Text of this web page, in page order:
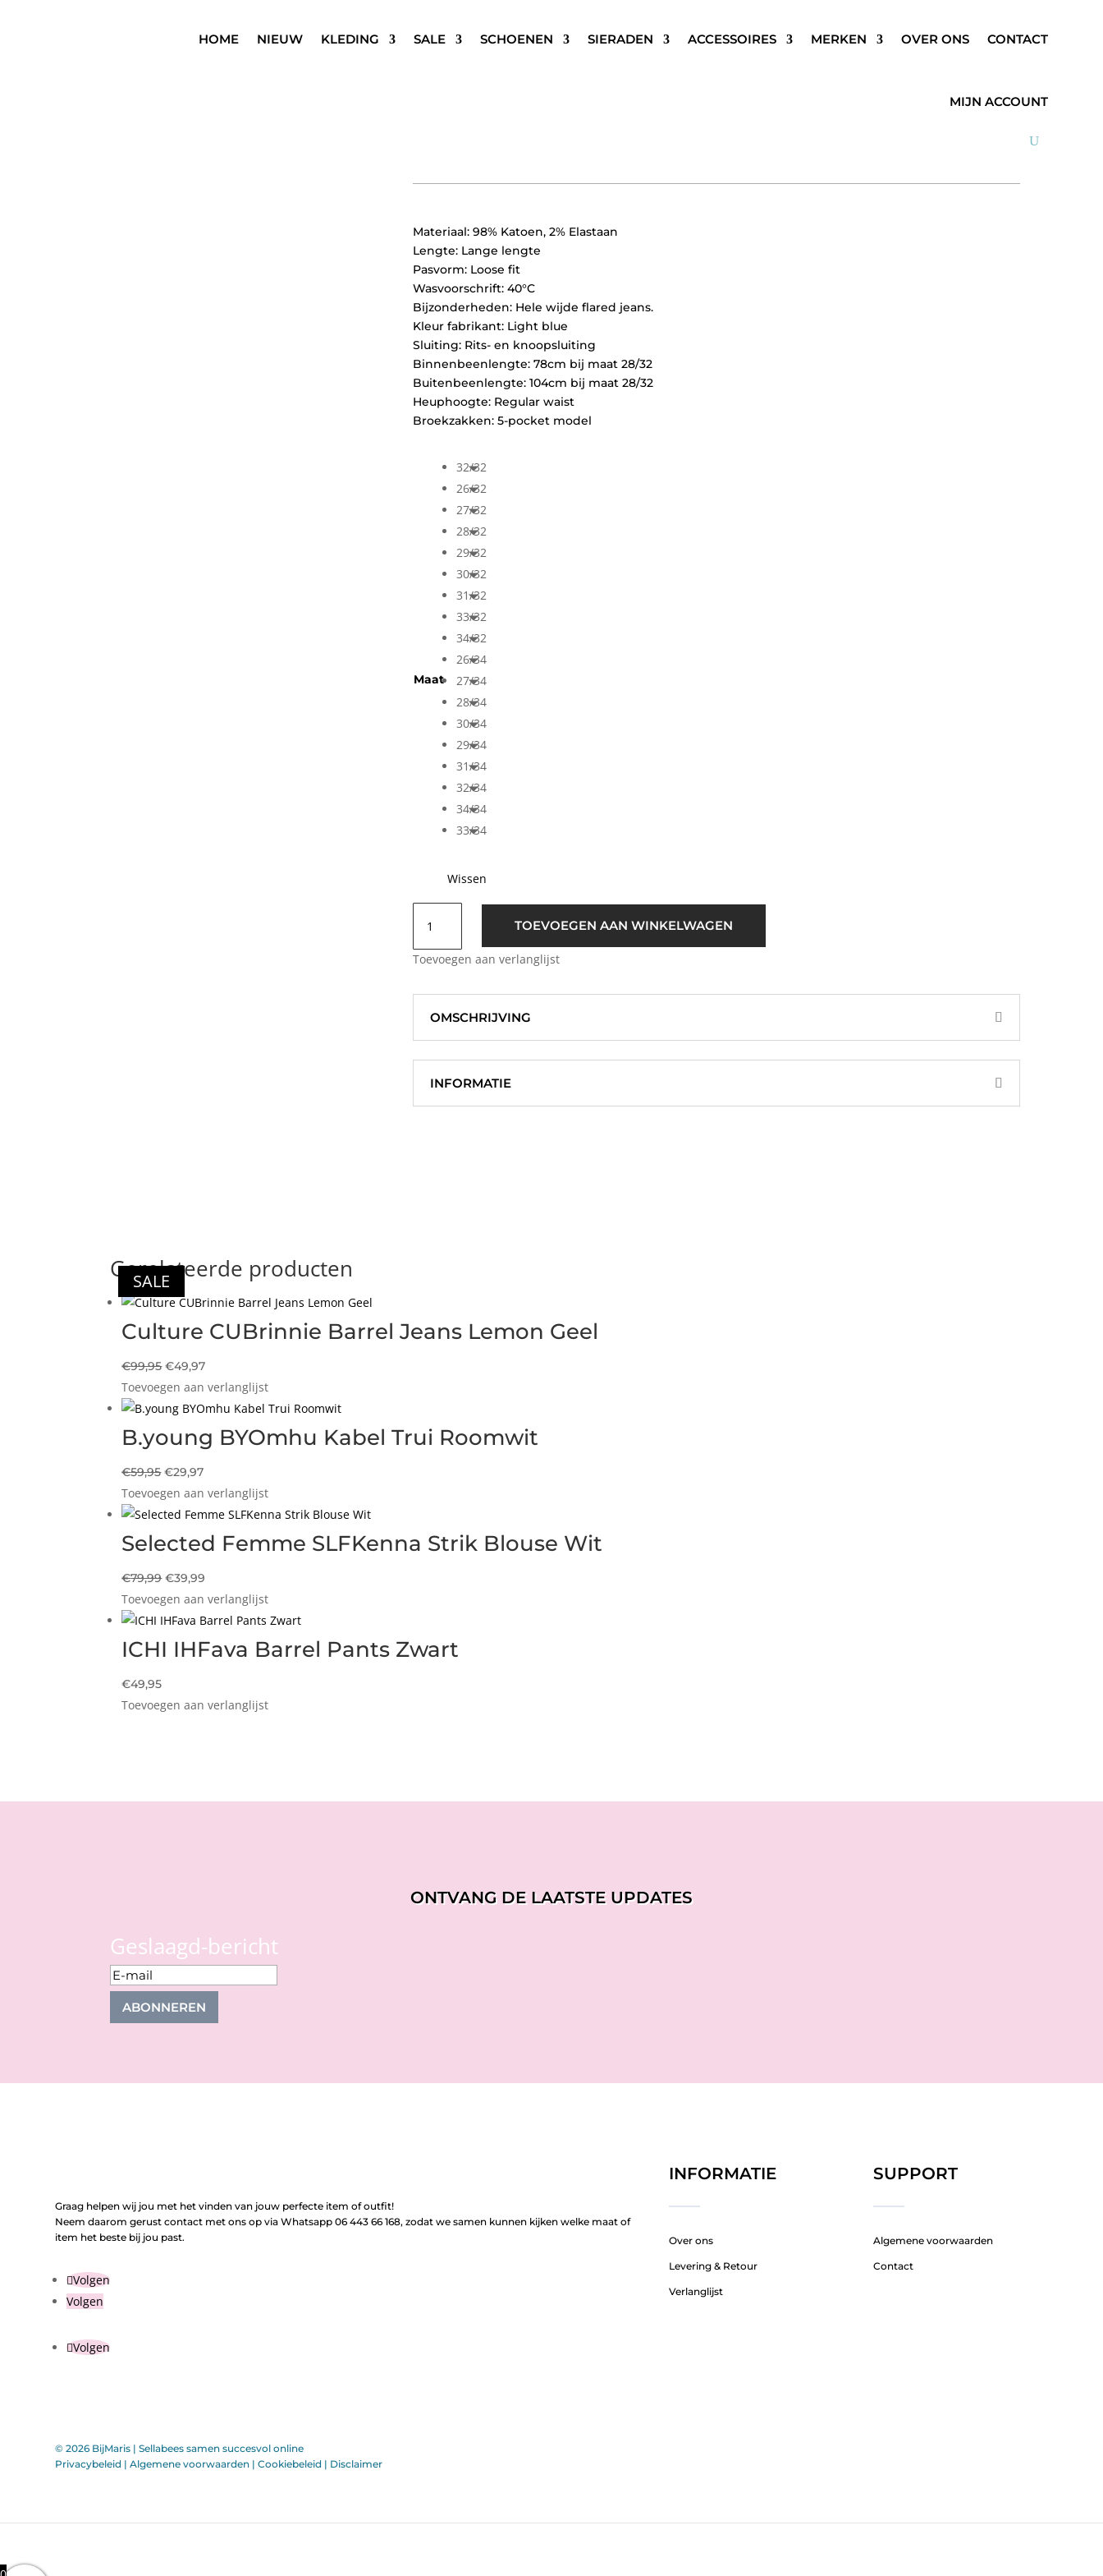
HOME NIEUW KLEDING SALE SCHOENEN SIERADEN ACCESSOIRES MERKEN OVER ONS CONTACT
MIJN ACCOUNT
ICHI IHTWIGGY WIDE LEG JEANS LICHT BLAUW
Materiaal: 98% Katoen, 2% Elastaan
Lengte: Lange lengte
Pasvorm: Loose fit
Wasvoorschrift: 40°C
Bijzonderheden: Hele wijde flared jeans.
Kleur fabrikant: Light blue
Sluiting: Rits- en knoopsluiting
Binnenbeenlengte: 78cm bij maat 28/32
Buitenbeenlengte: 104cm bij maat 28/32
Heuphoogte: Regular waist
Broekzakken: 5-pocket model
Maat
32/32
26/32
27/32
28/32
29/32
30/32
31/32
33/32
34/32
26/34
27/34
28/34
30/34
29/34
31/34
32/34
34/34
33/34
Wissen
IhTwiggy
Wide
Leg
Blauw
aantal
TOEVOEGEN AAN WINKELWAGEN
Toevoegen aan verlanglijst
OMSCHRIJVING
INFORMATIE
Gerelateerde producten
SALE
Culture CUBrinnie Barrel Jeans Lemon Geel
€99,95Oorspronkelijke
prijs
was:
€49,97Huidige
prijs
is:
€49,97.
Toevoegen aan verlanglijst
SALE
B.young BYOmhu Kabel Trui Roomwit
€59,95Oorspronkelijke
prijs
was:
€59,95.
€29,97Huidige
prijs
is:
€29,97.
Toevoegen aan verlanglijst
SALE
Selected Femme SLFKenna Strik Blouse Wit
€79,99Oorspronkelijke
prijs
was:
€79,99.
€39,99
prijs
is:
€39,99.
Toevoegen aan verlanglijst
ICHI IHFava Barrel Pants Zwart
€49,95
Toevoegen aan verlanglijst
ONTVANG DE LAATSTE UPDATES
Geslaagd-bericht
ABONNEREN
Graag helpen wij jou met het vinden van jouw perfecte item of outfit!
Neem daarom gerust contact met ons op via Whatsapp 06 443 66 168, zodat we samen kunnen kijken welke maat of
item het beste bij jou past.
Volgen
Volgen
Volgen
INFORMATIE
Over ons
Levering & Retour
Verlanglijst
SUPPORT
Algemene voorwaarden
Contact
© 2026 BijMaris |Sellabees samen succesvol online
Privacybeleid |Algemene voorwaarden |Cookiebeleid | Disclaimer